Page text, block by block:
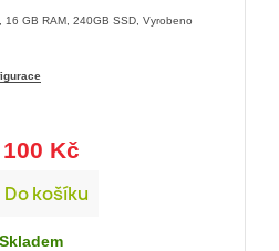
16 GB RAM, 240GB SSD, Vyrobeno
Kč
Do košíku
Skladem